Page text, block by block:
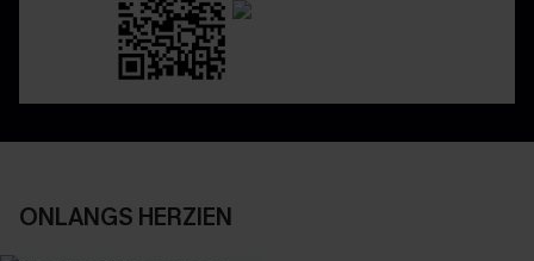
ONLANGS HERZIEN